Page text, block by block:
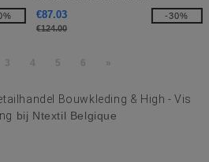
€87.03
€124.00
-30%
3 4 5 6 »
Bouwkleding & High - Vis
bij Ntextil Belgique